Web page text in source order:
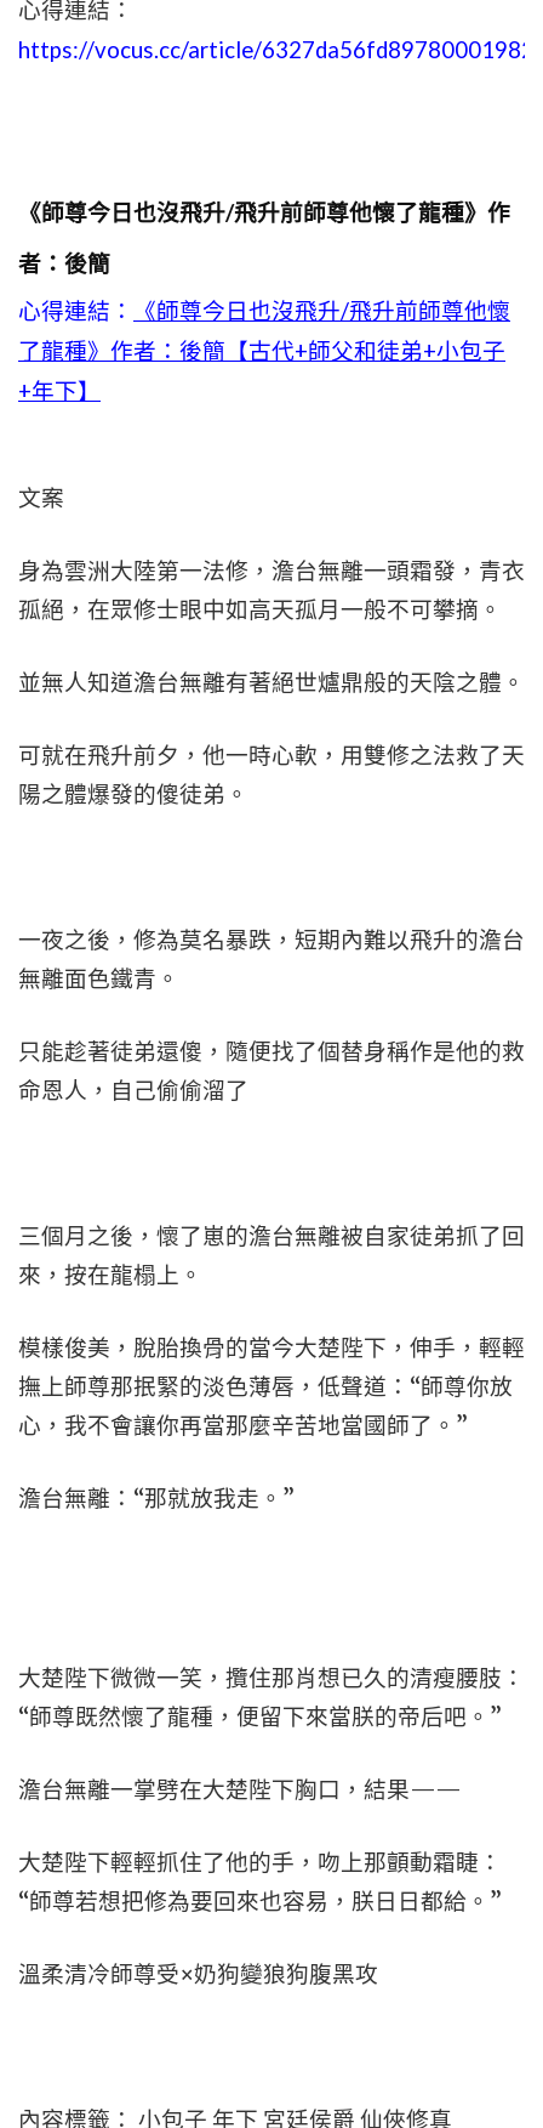
心得連結：
https://vocus.cc/article/
《師尊今日也沒飛升/飛升前師尊他懷了龍種》作
者：後簡
心得連結：
《師尊今日也沒飛升/飛升前師尊他懷
了龍種》作者：後簡【古代+師父和徒弟+小包子
+年下】
文案
身為雲洲大陸第一法修，澹台無離一頭霜發，青衣
孤絕，在眾修士眼中如高天孤月一般不可攀摘。
並無人知道澹台無離有著絕世爐鼎般的天陰之體。
可就在飛升前夕，他一時心軟，用雙修之法救了天
陽之體爆發的傻徒弟。
一夜之後，修為莫名暴跌，短期內難以飛升的澹台
無離面色鐵青。
只能趁著徒弟還傻，隨便找了個替身稱作是他的救
命恩人，自己偷偷溜了
三個月之後，懷了崽的澹台無離被自家徒弟抓了回
來，按在龍榻上。
模樣俊美，脫胎換骨的當今大楚陛下，伸手，輕輕
撫上師尊那抿緊的淡色薄唇，低聲道：“師尊你放
心，我不會讓你再當那麼辛苦地當國師了。”
澹台無離：“那就放我走。”
大楚陛下微微一笑，攬住那肖想已久的清瘦腰肢：
“師尊既然懷了龍種，便留下來當朕的帝后吧。”
澹台無離一掌劈在大楚陛下胸口，結果——
大楚陛下輕輕抓住了他的手，吻上那顫動霜睫：
“師尊若想把修為要回來也容易，朕日日都給。”
溫柔清冷師尊受×奶狗變狼狗腹黑攻
內容標籤： 小包子 年下 宮廷侯爵 仙俠修真